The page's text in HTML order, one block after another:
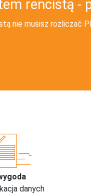
rencistą -
nie musisz rozliczać
danych